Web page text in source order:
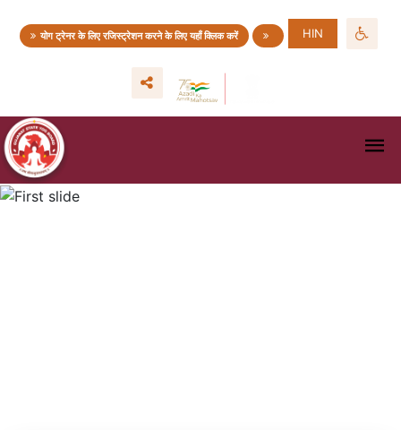
योग ट्रेनर के लिए रजिस्ट्रेशन करने के लिए यहाँ क्लिक करें HIN